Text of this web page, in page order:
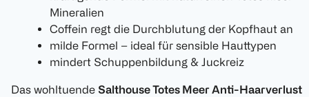
Mineralien
Coffein regt die Durchblutung der Kopfhaut an
milde Formel – ideal für sensible Hauttypen
mindert Schuppenbildung & Juckreiz
Das wohltuende Salthouse Totes Meer Anti-Haarverlust